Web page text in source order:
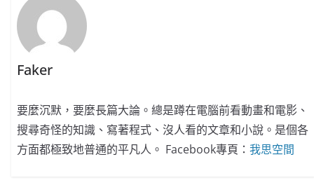
Faker
要麼沉默，要麼長篇大論。總是蹲在電腦前看動畫和電影、
搜尋奇怪的知識、寫著程式、沒人看的文章和小說。是個各
方面都極致地普通的平凡人。 Facebook專頁：我思空間